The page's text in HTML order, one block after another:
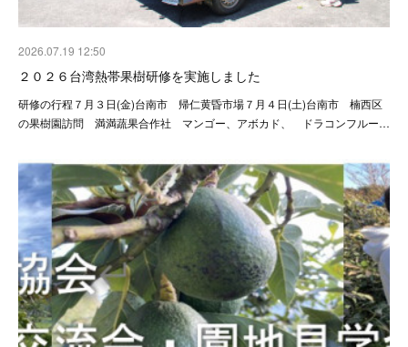
2026.07.19 12:50
２０２６台湾熱帯果樹研修を実施しました
研修の行程７月３日(金)台南市 帰仁黄昏市場７月４日(土)台南市 楠西区
の果樹園訪問 満満蔬果合作社 マンゴー、アボカド、 ドラコンフルー…